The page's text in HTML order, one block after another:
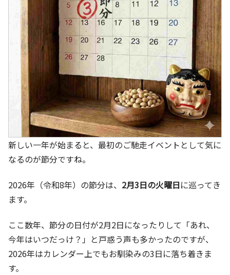
新しい一年が始まると、最初のご馳走イベントとして気に
なるのが節分ですね。
2026年（令和8年）の節分は、 2月3日の火曜日に巡ってき
ます。
ここ数年、節分の日付が2月2日になったりして「あれ、
今年はいつだっけ？」と戸惑う声も多かったのですが、
2026年はカレンダー上でもお馴染みの3日に落ち着きま
す。